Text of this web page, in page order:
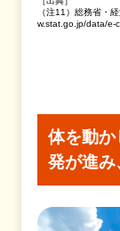
（注11）総務省・
w.stat.go.jp/data/e-
体を動
発が進み